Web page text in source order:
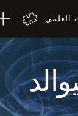
العلمي